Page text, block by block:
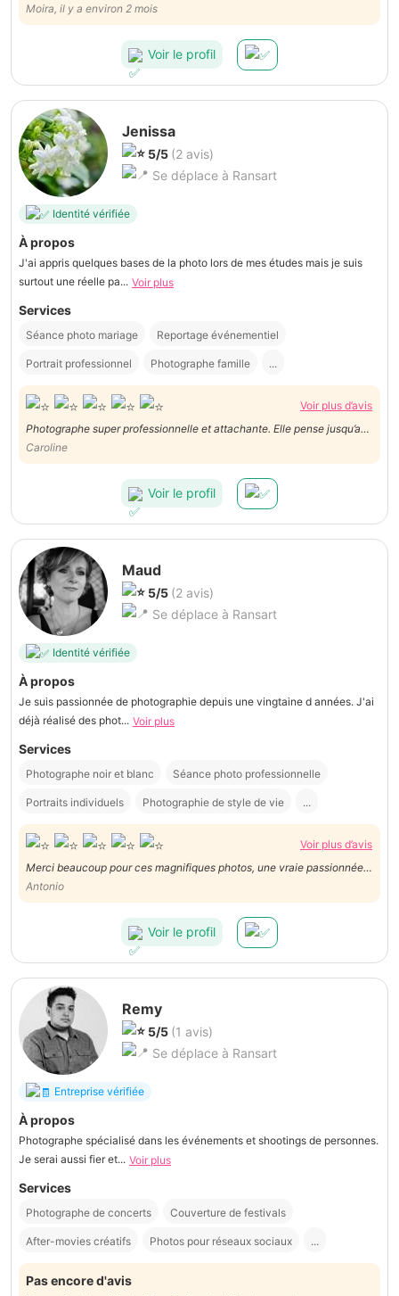
maquillage au photos dans la communes de fosses. Dans votre
investiment dans la préparation. Les filles et la futurs mariée vous
remercie de votre disponibilité et de votre bienveillance.
Moira, il y a environ 2 mois
Voir le profil
Jenissa
5/5 (2 avis)
Se déplace à Ransart
Identité vérifiée
À propos
J'ai appris quelques bases de la photo lors de mes études mais je suis
surtout une réelle pa... Voir plus
Services
Séance photo mariage Reportage événementiel
Portrait professionnel Photographe famille ...
Voir plus d’avis
Photographe super professionnelle et attachante. Elle pense jusqu’au
petit détail. Nous n’hésiterons pas à faire de nouveau appel à ses
services!
Caroline
Voir le profil
Maud
5/5 (2 avis)
Se déplace à Ransart
Identité vérifiée
À propos
Je suis passionnée de photographie depuis une vingtaine d années. J'ai
déjà réalisé des phot... Voir plus
Services
Photographe noir et blanc Séance photo professionnelle
Portraits individuels Photographie de style de vie ...
Voir plus d’avis
Merci beaucoup pour ces magnifiques photos, une vraie passionnée
qui sait capturer les émotions et sublimer chaque instant comme une
professionnelle, et un excellent rapport qualité/prix. Je recommande
Antonio
Voir le profil
Remy
5/5 (1 avis)
Se déplace à Ransart
Entreprise vérifiée
À propos
Photographe spécialisé dans les événements et shootings de personnes.
Je serai aussi fier et... Voir plus
Services
Photographe de concerts Couverture de festivals
After-movies créatifs Photos pour réseaux sociaux ...
Pas encore d'avis